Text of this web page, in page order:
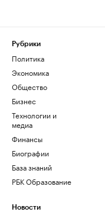
Рубрики
Политика
Экономика
Общество
Бизнес
Технологии и
медиа
Финансы
Биографии
База знаний
РБК Образование
Новости